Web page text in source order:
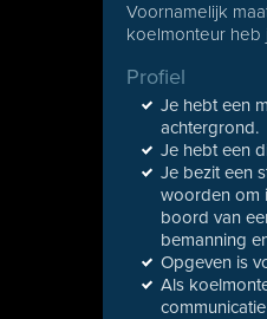
Voornamelijk
koelmonteur heb
Profiel
Je hebt een
achtergrond.
Je hebt een
Je bezit een
woorden om
boord van
bemanning
Opgeven is
Als